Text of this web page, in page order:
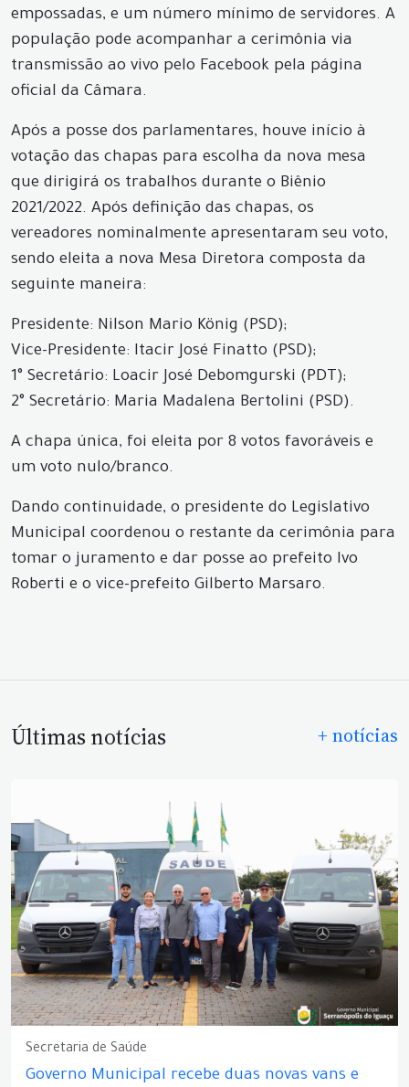
empossadas, e um número mínimo de servidores. A
população pode acompanhar a cerimônia via
transmissão ao vivo pelo Facebook pela página
oficial da Câmara.
Após a posse dos parlamentares, houve início à
votação das chapas para escolha da nova mesa
que dirigirá os trabalhos durante o Biênio
2021/2022. Após definição das chapas, os
vereadores nominalmente apresentaram seu voto,
sendo eleita a nova Mesa Diretora composta da
seguinte maneira:
Presidente: Nilson Mario König (PSD);
Vice-Presidente: Itacir José Finatto (PSD);
1° Secretário: Loacir José Debomgurski (PDT);
2° Secretário: Maria Madalena Bertolini (PSD).
A chapa única, foi eleita por 8 votos favoráveis e
um voto nulo/branco.
Dando continuidade, o presidente do Legislativo
Municipal coordenou o restante da cerimônia para
tomar o juramento e dar posse ao prefeito Ivo
Roberti e o vice-prefeito Gilberto Marsaro.
Últimas notícias + notícias
Secretaria de Saúde
Governo Municipal recebe duas novas vans e